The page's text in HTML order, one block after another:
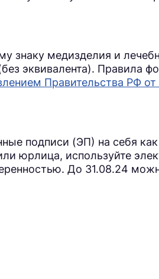
знаку медизделия и
эквивалента). Правила
Правительства РФ
подписи (ЭП) на себя
юрлица, используйте
До 31.08.24